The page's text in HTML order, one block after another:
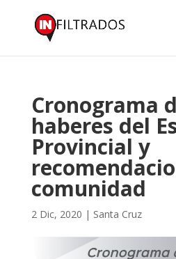
Cronograma
haberes del
Provincial y
comunidad
2 Dic, 2020 | Santa Cruz